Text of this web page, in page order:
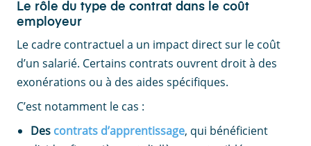
Le rôle du type de contrat dans le coût
employeur
Le cadre contractuel a un impact direct sur le coût
d’un salarié. Certains contrats ouvrent droit à des
exonérations ou à des aides spécifiques.
C’est notamment le cas :
Des contrats d’apprentissage, qui bénéficient